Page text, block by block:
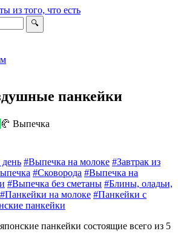
из того, что есть
🔍
панкейки
🥐 Выпечка
#Выпечка на молоке #Завтрак из
#Сковорода #Выпечка на
#Выпечка без сметаны #Блины, оладьи,
#Панкейки на молоке #Панкейки с
панкейки
панкейки состоящие всего из 5